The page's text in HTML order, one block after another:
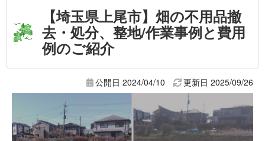
【埼玉県上尾市】畑の不用品撤
去・処分、整地/作業事例と費用
例のご紹介
公開日 2024/04/10 更新日 2025/09/26